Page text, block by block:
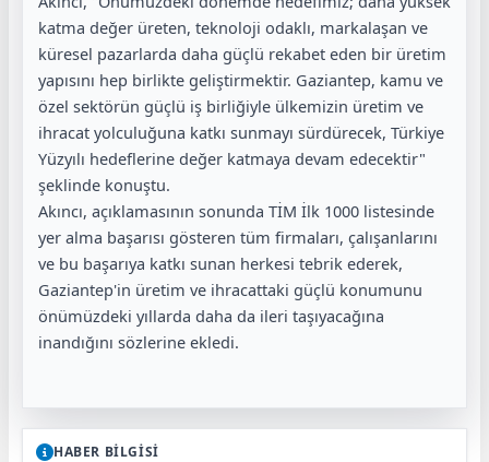
katma değer üreten, teknoloji odaklı, markalaşan ve
küresel pazarlarda daha güçlü rekabet eden bir üretim
yapısını hep birlikte geliştirmektir. Gaziantep, kamu ve
özel sektörün güçlü iş birliğiyle ülkemizin üretim ve
ihracat yolculuğuna katkı sunmayı sürdürecek, Türkiye
Yüzyılı hedeflerine değer katmaya devam edecektir"
şeklinde konuştu.
Akıncı, açıklamasının sonunda TİM İlk 1000 listesinde
yer alma başarısı gösteren tüm firmaları, çalışanlarını
ve bu başarıya katkı sunan herkesi tebrik ederek,
Gaziantep'in üretim ve ihracattaki güçlü konumunu
önümüzdeki yıllarda daha da ileri taşıyacağına
inandığını sözlerine ekledi.
HABER BİLGİSİ